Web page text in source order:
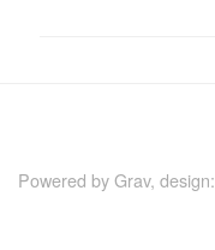
Powered byGrav, design: